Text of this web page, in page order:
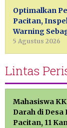
Optimalkan
Pacitan,
Warning
5 Agustus 2026
Lintas
Mahasiswa
Darah di
Pacitan, 11